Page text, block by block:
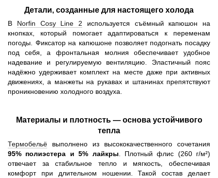
Детали, созданные для настоящего холода
В Norfin Cosy Line 2 используется съёмный капюшон на
кнопках, который помогает адаптироваться к переменам
погоды. Фиксатор на капюшоне позволяет подогнать посадку
под себя, а фронтальная молния обеспечивает удобное
надевание и регулируемую вентиляцию. Эластичный пояс
надёжно удерживает комплект на месте даже при активных
движениях, а манжеты на рукавах и штанинах препятствуют
проникновению холодного воздуха.
Материалы и плотность — основа устойчивого
тепла
Термобельё выполнено из высококачественного сочетания
95% полиэстера и 5% лайкры . Плотный флис (260 г/м²)
отвечает за стабильное тепло и мягкость, обеспечивая
комфорт при длительном ношении. Такой состав делает